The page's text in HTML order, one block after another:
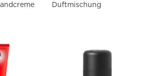
Duftmischung